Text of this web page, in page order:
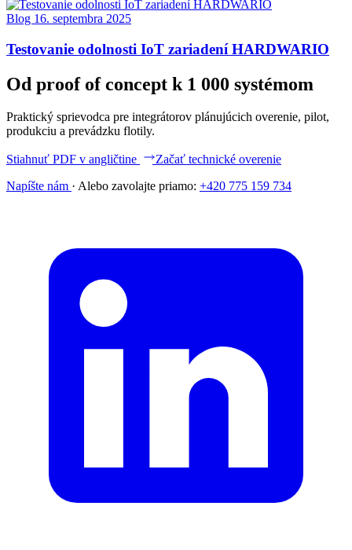
Blog 16. septembra 2025
Testovanie odolnosti IoT zariadení HARDWARIO
Od proof of concept k 1 000 systémom
Praktický sprievodca pre integrátorov plánujúcich overenie, pilot,
produkciu a prevádzku flotily.
Stiahnuť PDF v angličtine
Začať technické overenie
Napíšte nám · Alebo zavolajte priamo: +420 775 159 734